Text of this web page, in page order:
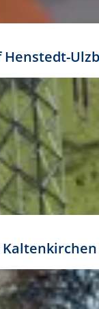
Henstedt-